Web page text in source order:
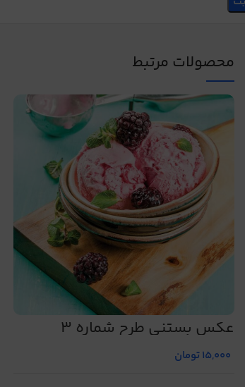
محصولات مرتبط
عکس بستنی طرح شماره 3
15,000تومان